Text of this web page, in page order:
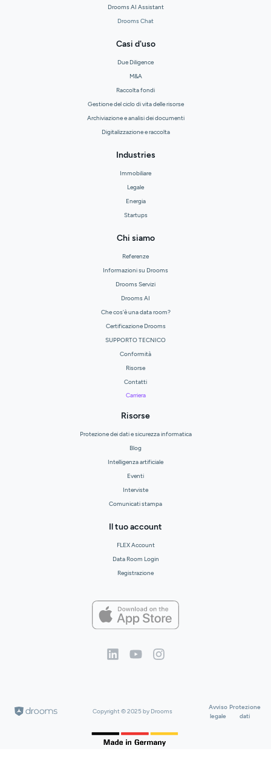
Drooms AI Assistant
Drooms Chat
Casi d'uso
Due Diligence
M&A
Raccolta fondi
Gestione del ciclo di vita delle risorse
Archiviazione e analisi dei documenti
Digitalizzazione e raccolta
Industries
Immobiliare
Legale
Energia
Startups
Chi siamo
Referenze
Informazioni su Drooms
Drooms Servizi
Drooms AI
Che cos'è una data room?
Certificazione Drooms
SUPPORTO TECNICO
Conformità
Risorse
Contatti
Carriera
Risorse
Protezione dei dati e sicurezza informatica
Blog
Intelligenza artificiale
Eventi
Interviste
Comunicati stampa
Il tuo account
FLEX Account
Data Room Login
Registrazione
Copyright © 2025 by Drooms
Avviso
legale
Protezione
dati